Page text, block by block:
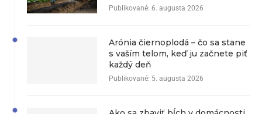
Publikované: 6. augusta 2026
Arónia čiernoplodá – čo sa stane
s vaším telom, keď ju začnete piť
každý deň
Publikované: 5. augusta 2026